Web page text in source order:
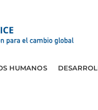
HUMANOS